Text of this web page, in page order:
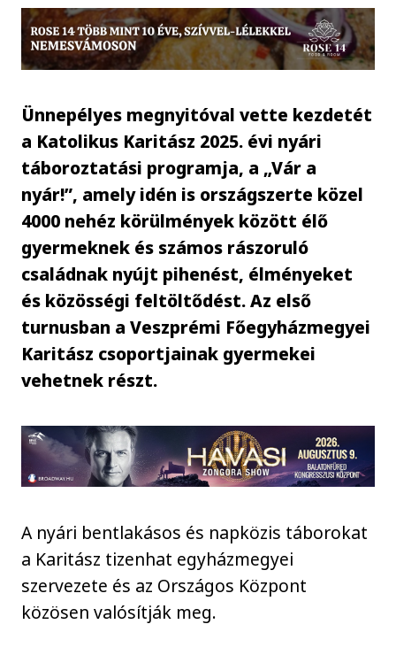
Ünnepélyes megnyitóval vette kezdetét
a Katolikus Karitász 2025. évi nyári
táboroztatási programja, a „Vár a
nyár!”, amely idén is országszerte közel
4000 nehéz körülmények között élő
gyermeknek és számos rászoruló
családnak nyújt pihenést, élményeket
és közösségi feltöltődést. Az első
turnusban a Veszprémi Főegyházmegyei
Karitász csoportjainak gyermekei
vehetnek részt.
A nyári bentlakásos és napközis táborokat
a Karitász tizenhat egyházmegyei
szervezete és az Országos Központ
közösen valósítják meg.